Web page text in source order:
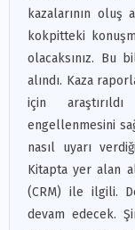
kazalarının oluş
kokpitteki
olacaksınız. Bu
alındı. Kaza
için
engellenmesini
nasıl uyarı
Kitapta yer alan
(CRM) ile ilgili.
devam edecek.